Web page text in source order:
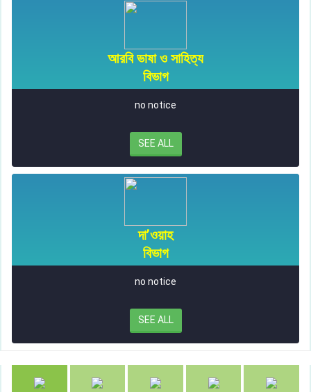
আরবি ভাষা ও সাহিত্য
বিভাগ
no notice
SEE ALL
দা’ওয়াহ
বিভাগ
no notice
SEE ALL